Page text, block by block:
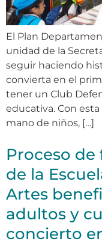
El Plan
unidad de la
seguir haciendo
convierta en el
tener un Club
educativa. Con
mano de niños, […]
Proceso
de la
Artes
adultos y
concierto